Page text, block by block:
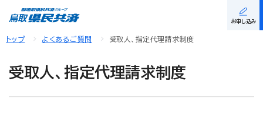
お申し込み
トップ よくあるご質問 受取人、指定代理請求制度
受取人、指定代理請求制度